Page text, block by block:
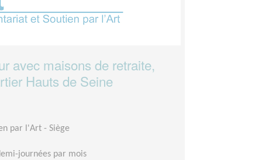
avec maisons de retraite,
Hauts de Seine
par l'Art - Siège
journées par mois